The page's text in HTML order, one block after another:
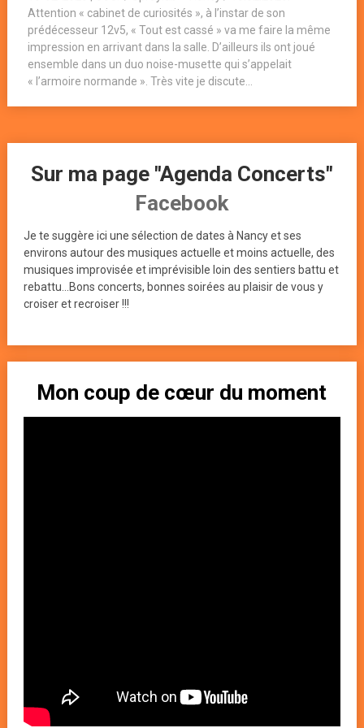
Attention « cabinet de curiosités », à l’instar de son
prédécesseur 12v5, « Tout est cassé » va me faire la même
impression en arrivant dans la salle. D’ailleurs ils ont joué
ensemble dans un duo noise-musette qui s’appelait
« l’armoire normande ». Très vite je discute...
Sur ma page "Agenda Concerts"
Facebook
Je te suggère ici une sélection de dates à Nancy et ses
environs autour des musiques actuelle et moins actuelle, des
musiques improvisée et imprévisible loin des sentiers battu et
rebattu...Bons concerts, bonnes soirées au plaisir de vous y
croiser et recroiser !!!
Mon coup de cœur du moment